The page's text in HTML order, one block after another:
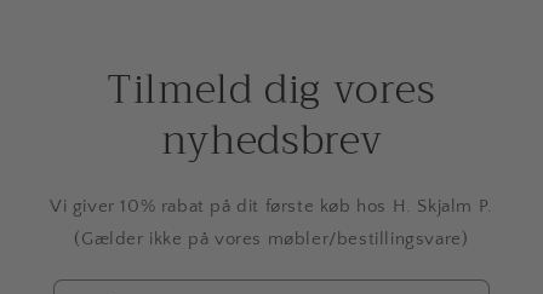
Tilmeld dig vores
nyhedsbrev
Vi giver 10% rabat på dit første køb hos H. Skjalm P.
(Gælder ikke på vores møbler/bestillingsvare)